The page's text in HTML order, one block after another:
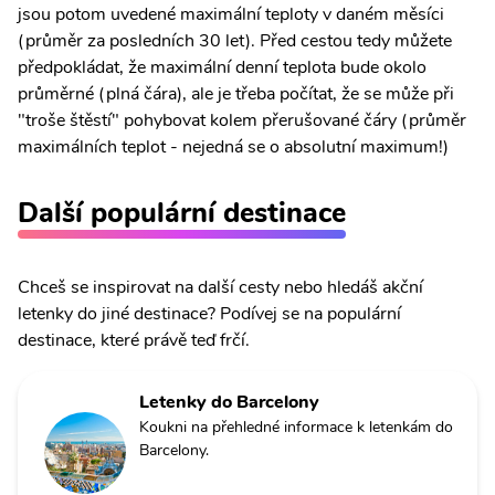
jsou potom uvedené maximální teploty v daném měsíci
(průměr za posledních 30 let). Před cestou tedy můžete
předpokládat, že maximální denní teplota bude okolo
průměrné (plná čára), ale je třeba počítat, že se může při
"troše štěstí" pohybovat kolem přerušované čáry (průměr
maximálních teplot - nejedná se o absolutní maximum!)
Další populární destinace
Chceš se inspirovat na další cesty nebo hledáš akční
letenky do jiné destinace? Podívej se na populární
destinace, které právě teď frčí.
Letenky do Barcelony
Koukni na přehledné informace k letenkám do
Barcelony.